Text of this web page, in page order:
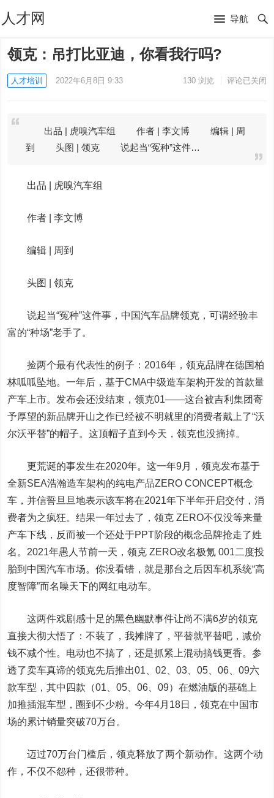
人才网 导航
领克：吊打比亚迪，你看我行吗?
人才培训 2022年6月8日 9:33 130浏览 评论已关闭
出品 | 虎嗅汽车组 作者 | 李文博 编辑 | 周
到 头图 | 领克 说起当“冤种”这件…
出品 | 虎嗅汽车组
作者 | 李文博
编辑 | 周到
头图 | 领克
说起当“冤种”这件事，中国汽车品牌领克，可谓经验丰
富的“种场”老手了。
捡两个最有代表性的例子：2016年，领克品牌在德国柏
林呱呱坠地。一年后，基于CMA中级造车架构开发的首款量
产车上市。发布会还没结束，领克01——这台被吉利集团寄
予厚望的新品牌开山之作已经被不明就里的消费者戴上了“沃
尔沃平替”的帽子。这顶帽子直到今天，领克也没摘掉。
更荒诞的事发生在2020年。这一年9月，领克发布基于
全新SEA浩瀚造车架构的纯电产品ZERO CONCEPT概念
车，并信誓旦旦地表示该车将在2021年下半年开启交付，消
费者为之疯狂。结果一年过去了，领克 ZERO不仅没等来量
产车下线，反而被一个还处于PPT阶段的概念品牌抢走了姓
名。2021年愚人节前一天，领克 ZERO改名极氪 001二度投
胎到中国汽车市场。你没看错，就是那台之后因车机系统“高
度智障”而名噪天下的网红电动车。
这两件戏剧感十足的黑色幽默事件让尚不满6岁的领克
直接大彻大悟了：不装了，我摊牌了，平替就平替吧，减价
钱不减个性。电动也不搞了，还是抓紧上混动搞钱更香。参
透了卖车真谛的领克先后推出01、02、03、05、06、09六
款车型，其中四款（01、05、06、09）在燃油版的基础上
加推插混车型，圈到不少粉。今年4月18日，领克在中国市
场的累计销量突破70万台。
迈过70万台门槛后，领克释放了两个新动作。这两个动
作，不仅不怨种，还很带种。